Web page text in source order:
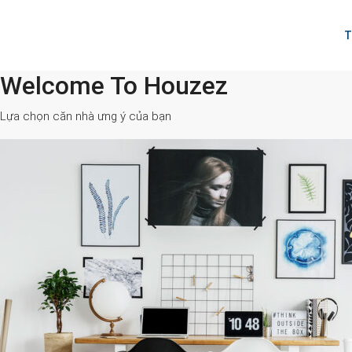
Welcome To Houzez
Lựa chọn căn nhà ưng ý của bạn